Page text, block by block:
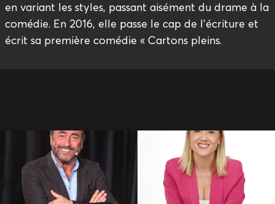
en variant les styles, passant aisément du drame à la
comédie. En 2016, elle passe le cap de l’écriture et
écrit sa première comédie « Cartons pleins.
Alil Vardar Amandine Elsen